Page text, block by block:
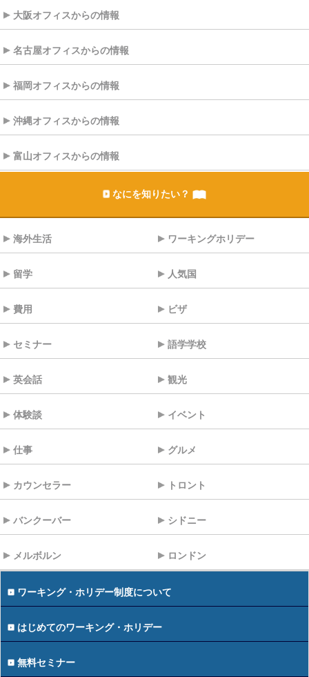
大阪オフィスからの情報
名古屋オフィスからの情報
福岡オフィスからの情報
沖縄オフィスからの情報
富山オフィスからの情報
なにを知りたい？
海外生活 ワーキングホリデー
留学 人気国
費用 ビザ
セミナー 語学学校
英会話 観光
体験談 イベント
仕事 グルメ
カウンセラー トロント
バンクーバー シドニー
メルボルン ロンドン
ワーキング・ホリデー制度について
はじめてのワーキング・ホリデー
無料セミナー